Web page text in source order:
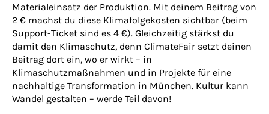
Materialeinsatz der Produktion. Mit deinem Beitrag von
2 € machst du diese Klimafolgekosten sichtbar (beim
Support-Ticket sind es 4 €). Gleichzeitig stärkst du
damit den Klimaschutz, denn ClimateFair setzt deinen
Beitrag dort ein, wo er wirkt – in
Klimaschutzmaßnahmen und in Projekte für eine
nachhaltige Transformation in München. Kultur kann
Wandel gestalten – werde Teil davon!